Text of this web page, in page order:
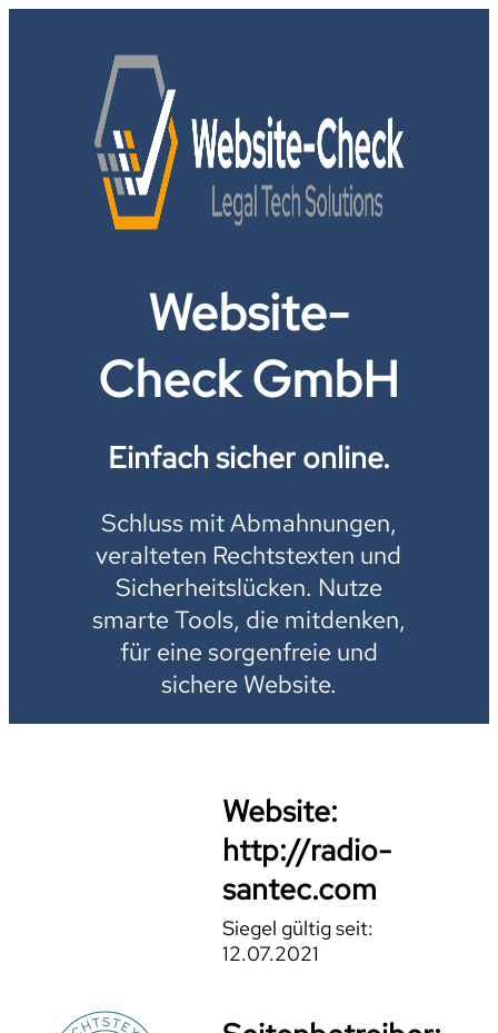
Website-
Check GmbH
Einfach sicher online.
Schluss mit Abmahnungen,
veralteten Rechtstexten und
Sicherheitslücken. Nutze
smarte Tools, die mitdenken,
für eine sorgenfreie und
sichere Website.
Website:
http://radio-
santec.com
Siegel gültig seit:
12.07.2021